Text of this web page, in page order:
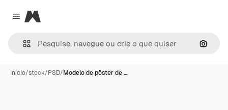
Close menu
Magnific
Início/stock/PSD/Modelo de pôster de …